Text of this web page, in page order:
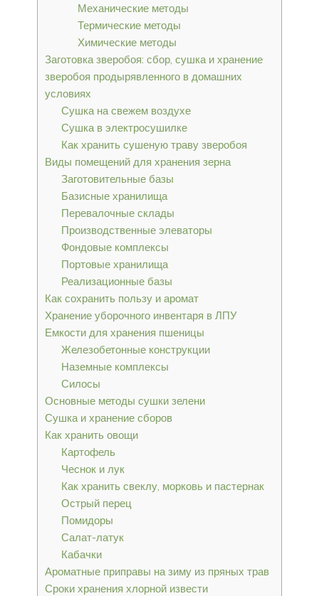
Механические методы
Термические методы
Химические методы
Заготовка зверобоя: сбор, сушка и хранение
зверобоя продырявленного в домашних
условиях
Сушка на свежем воздухе
Сушка в электросушилке
Как хранить сушеную траву зверобоя
Виды помещений для хранения зерна
Заготовительные базы
Базисные хранилища
Перевалочные склады
Производственные элеваторы
Фондовые комплексы
Портовые хранилища
Реализационные базы
Как сохранить пользу и аромат
Хранение уборочного инвентаря в ЛПУ
Емкости для хранения пшеницы
Железобетонные конструкции
Наземные комплексы
Силосы
Основные методы сушки зелени
Сушка и хранение сборов
Как хранить овощи
Картофель
Чеснок и лук
Как хранить свеклу, морковь и пастернак
Острый перец
Помидоры
Салат-латук
Кабачки
Ароматные приправы на зиму из пряных трав
Сроки хранения хлорной извести